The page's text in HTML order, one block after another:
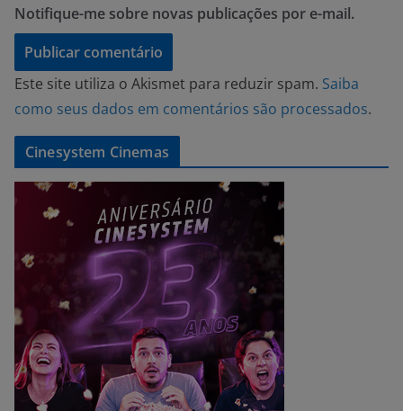
Notifique-me sobre novas publicações por e-mail.
Este site utiliza o Akismet para reduzir spam. Saiba
como seus dados em comentários são processados.
Cinesystem Cinemas